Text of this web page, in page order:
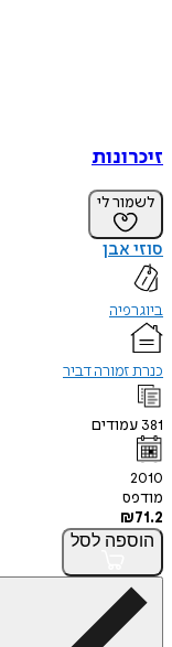
זיכרונות
לשמור לי
סוזי אבן
ביוגרפיה
כנרת זמורה דביר
381 עמודים
2010
מודפס
₪71.2
הוספה לסל